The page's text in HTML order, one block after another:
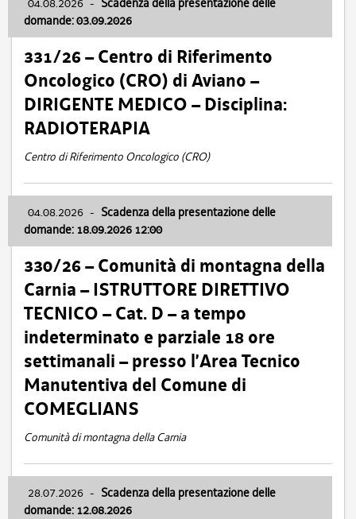
04.08.2026 - Scadenza della presentazione delle
domande: 03.09.2026
331/26 – Centro di Riferimento
Oncologico (CRO) di Aviano –
DIRIGENTE MEDICO – Disciplina:
RADIOTERAPIA
Centro di Riferimento Oncologico (CRO)
04.08.2026 - Scadenza della presentazione delle
domande: 18.09.2026 12:00
330/26 – Comunità di montagna della
Carnia – ISTRUTTORE DIRETTIVO
TECNICO – Cat. D – a tempo
indeterminato e parziale 18 ore
settimanali – presso l’Area Tecnico
Manutentiva del Comune di
COMEGLIANS
Comunità di montagna della Carnia
28.07.2026 - Scadenza della presentazione delle
domande: 12.08.2026